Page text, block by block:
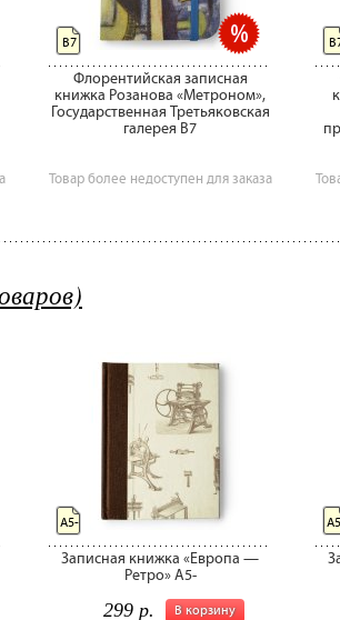
Флорентийская записная
книжка Розанова «Метроном»,
Государственная Третьяковская
галерея B7
Товар более недоступен для заказа
B7
Записная книжка «Европа —
Ретро» А5-
В корзину
299 р.
А5-